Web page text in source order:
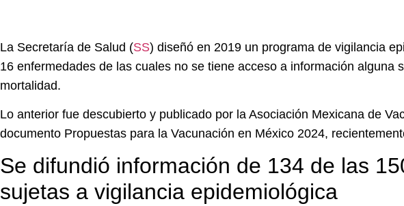
La Secretaría de Salud (SS) diseñó en 2019 un programa de vigilancia
16 enfermedades de las cuales no se tiene acceso a información alguna
mortalidad.
Lo anterior fue descubierto y publicado por la Asociación Mexicana de
documento Propuestas para la Vacunación en México 2024,
Se difundió información de 134 de las
sujetas a vigilancia epidemiológica